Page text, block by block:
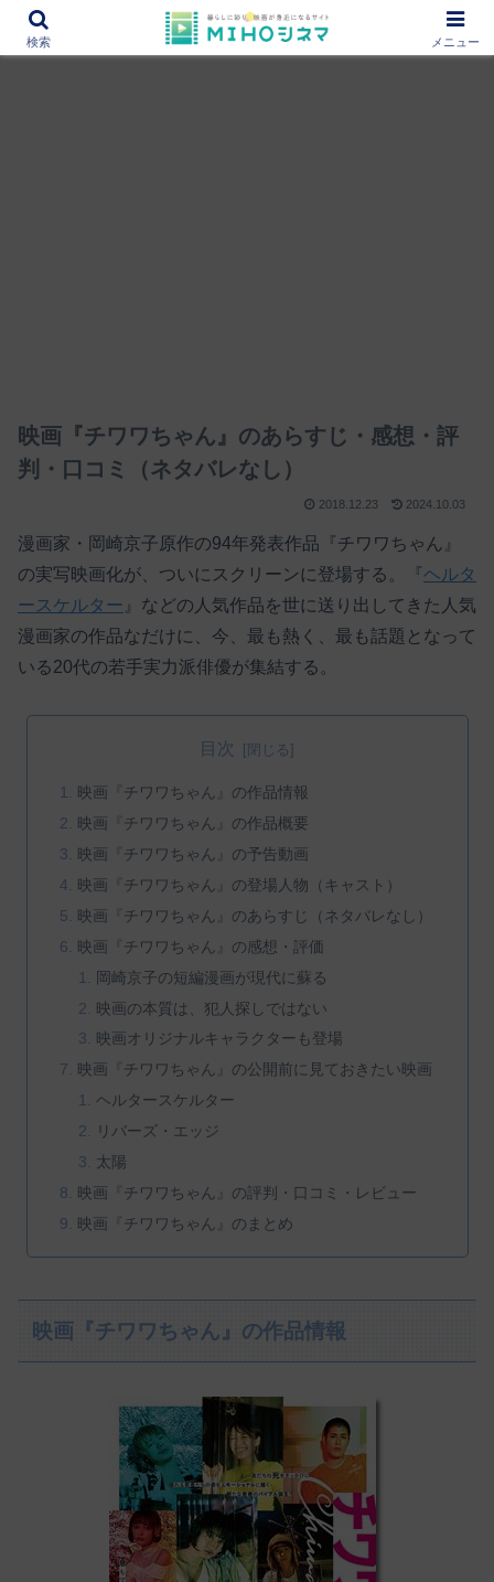
12000作品を紹介！あなたの映画図書館『MIHOシネマ』
映画『チワワちゃん』のあらすじ・感想・評
判・口コミ（ネタバレなし）
2018.12.23 2024.10.03
漫画家・岡崎京子原作の94年発表作品『チワワちゃん』
の実写映画化が、ついにスクリーンに登場する。『ヘルタ
ースケルター 』などの人気作品を世に送り出してきた人気
漫画家の作品なだけに、今、最も熱く、最も話題となって
いる20代の若手実力派俳優が集結する。
目次
映画『チワワちゃん』の作品情報
映画『チワワちゃん』の作品概要
映画『チワワちゃん』の予告動画
映画『チワワちゃん』の登場人物（キャスト）
映画『チワワちゃん』のあらすじ（ネタバレなし）
映画『チワワちゃん』の感想・評価
岡崎京子の短編漫画が現代に蘇る
映画の本質は、犯人探しではない
映画オリジナルキャラクターも登場
映画『チワワちゃん』の公開前に見ておきたい映画
ヘルタースケルター
リバーズ・エッジ
太陽
映画『チワワちゃん』の評判・口コミ・レビュー
映画『チワワちゃん』のまとめ
映画『チワワちゃん』の作品情報
検索 メニュー